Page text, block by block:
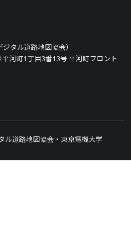
タル道路地図協会）
河町1丁目3番13号 平河町フロント
ル道路地図協会・東京電機大学